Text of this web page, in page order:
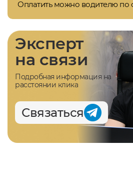
Оплатить можно водителю по
Эксперт
на связи
Подробная информация на
расстоянии клика
Связаться